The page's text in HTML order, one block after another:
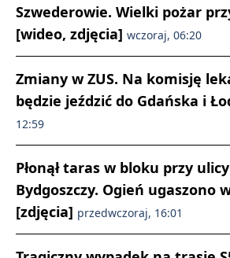
Szwederowie. Wielki pożar
[wideo, zdjęcia] wczoraj, 06:20
Zmiany w ZUS. Na komisję
będzie jeździć do Gdańska i
12:59
Płonął taras w bloku przy
Bydgoszczy. Ogień ugaszono
[zdjęcia] przedwczoraj, 16:01